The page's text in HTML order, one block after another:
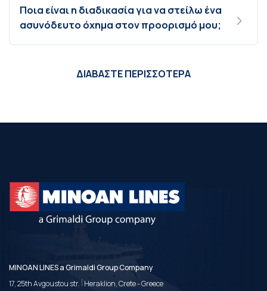
Ποια είναι η διαδικασία για να στείλω ένα
ασυνόδευτο όχημα στον προορισμό μου;
ΔΙΑΒΑΣΤΕ ΠΕΡΙΣΣΟΤΕΡΑ
MINOAN LINES a Grimaldi Group Company
17, 25th Avgoustou str. | Heraklion, Crete - Greece